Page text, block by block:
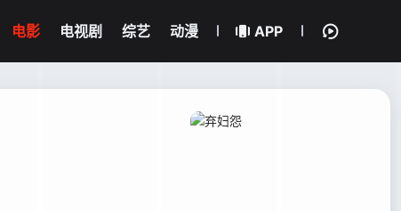
电影 电视剧 综艺 动漫 APP